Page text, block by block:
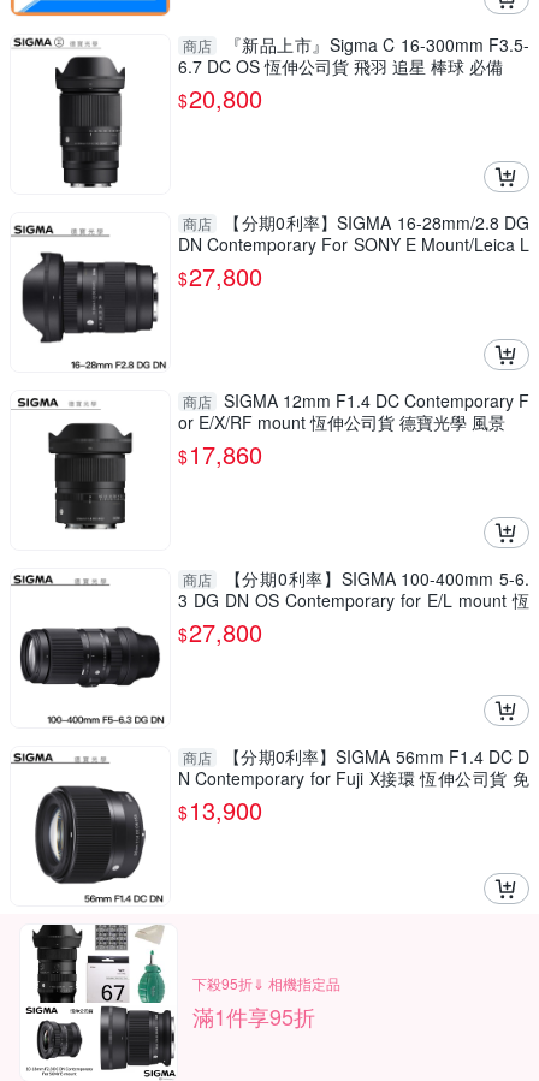
商店
『新品上市』Sigma C 16-300mm F3.5-
6.7 DC OS 恆伸公司貨 飛羽 追星 棒球 必備
$20,800
商店
【分期0利率】SIGMA 16-28mm/2.8 DG
DN Contemporary For SONY E Mount/Leica L
Mount 總代理恆伸公司貨 雲海季
$27,800
商店 SIGMA 12mm F1.4 DC Contemporary F
or E/X/RF mount 恆伸公司貨 德寶光學 風景
$17,860
商店
【分期0利率】SIGMA 100-400mm 5-6.
3 DG DN OS Contemporary for E/L mount 恆
伸公司貨 飛羽 追星 棒球 必備
$27,800
商店
【分期0利率】SIGMA 56mm F1.4 DC D
N Contemporary for Fuji X接環 恆伸公司貨 免
運 德寶光學
$13,900
下殺95折⇓ 相機指定品
滿1件享95折